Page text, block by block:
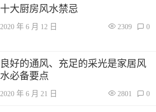
十大厨房风水禁忌
2020 年 6 月 12 日 2309 0
良好的通风、充足的采光是家居风
水必备要点
2020 年 6 月 21 日 2801 0